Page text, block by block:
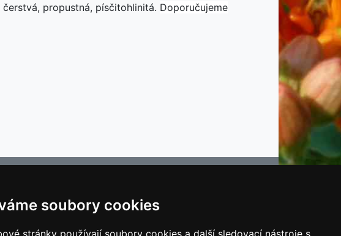
soubory cookies
stránky používají soubory cookies a další sledovací nástroje s
propustná, písčitohlinitá. Doporučujeme
zahrádkáře